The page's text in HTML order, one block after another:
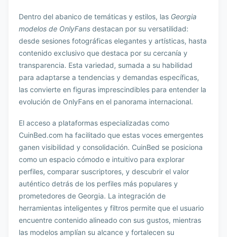
Dentro del abanico de temáticas y estilos, las Georgia
modelos de OnlyFans destacan por su versatilidad:
desde sesiones fotográficas elegantes y artísticas, hasta
contenido exclusivo que destaca por su cercanía y
transparencia. Esta variedad, sumada a su habilidad
para adaptarse a tendencias y demandas específicas,
las convierte en figuras imprescindibles para entender la
evolución de OnlyFans en el panorama internacional.
El acceso a plataformas especializadas como
CuinBed.com ha facilitado que estas voces emergentes
ganen visibilidad y consolidación. CuinBed se posiciona
como un espacio cómodo e intuitivo para explorar
perfiles, comparar suscriptores, y descubrir el valor
auténtico detrás de los perfiles más populares y
prometedores de Georgia. La integración de
herramientas inteligentes y filtros permite que el usuario
encuentre contenido alineado con sus gustos, mientras
las modelos amplían su alcance y fortalecen su